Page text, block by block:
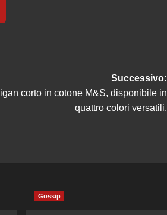
Successivo:
corto in cotone M&S, disponibile in
quattro colori versatili.
Gossip